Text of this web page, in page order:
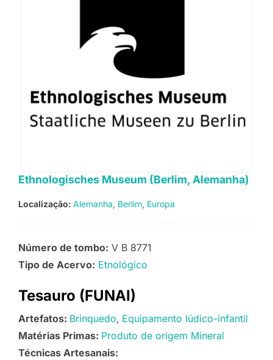
Ethnologisches Museum (Berlim, Alemanha)
Localização: Alemanha Berlim Europa
Número de tombo: V B 8771
Tipo de Acervo: Etnológico
Tesauro (FUNAI)
Artefatos: Brinquedo Equipamento lúdico-infantil
Matérias Primas: Produto de origem Mineral
Técnicas Artesanais: